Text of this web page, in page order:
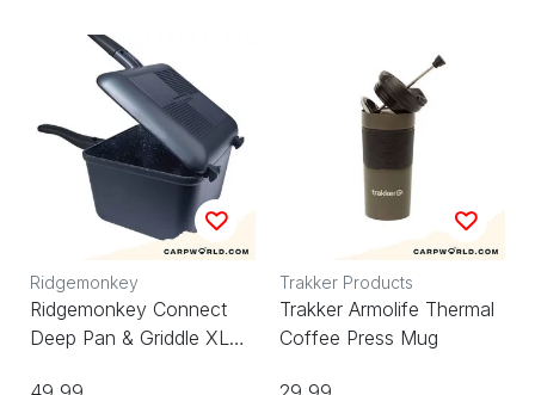
Ridgemonkey
Ridgemonkey Connect
Deep Pan & Griddle XL
Trakker Products
Trakker Armolife Thermal
Coffee Press Mug